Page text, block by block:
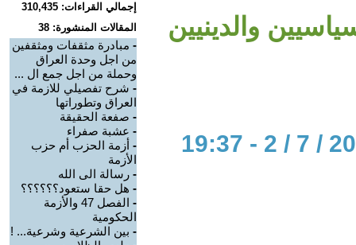
والدينيين
إجمالي القراءات: 310,435
المقالات المنشورة: 38
- مبادرة مثقفات ومثقفين
من اجل وحدة العراق
وحملة من اجل جمع ال ...
- شرح تفصيلي للازمة في
العراق وتطوراتها
- صفعة الحقيقة
- عشبة صفراء
- أزمة الحزب أم حزب
الأزمة
- رسالة الى الله
- هل حقا ستعود؟؟؟؟؟؟
-
الفصل 47 والأزمة
الحكومية
- بين الشرعية وشرعية... !